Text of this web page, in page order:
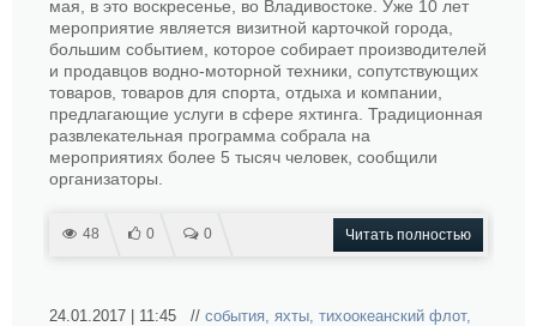
мая, в это воскресенье, во Владивостоке. Уже 10 лет
мероприятие является визитной карточкой города,
большим событием, которое собирает производителей
и продавцов водно-моторной техники, сопутствующих
товаров, товаров для спорта, отдыха и компании,
предлагающие услуги в сфере яхтинга. Традиционная
развлекательная программа собрала на
мероприятиях более 5 тысяч человек, сообщили
организаторы.
48 0 0 Читать полностью
24.01.2017 | 11:45 // события, яхты, тихоокеанский флот,